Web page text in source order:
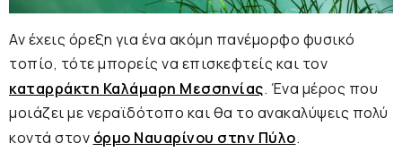
Αν έχεις όρεξη για ένα ακόμη πανέμορφο φυσικό
τοπίο, τότε μπορείς να επισκεφτείς και τον
καταρράκτη Καλάμαρη Μεσσηνίας. Ένα μέρος που
μοιάζει με νεραϊδότοπο και θα το ανακαλύψεις πολύ
κοντά στον όρμο Ναυαρίνου στην Πύλο.